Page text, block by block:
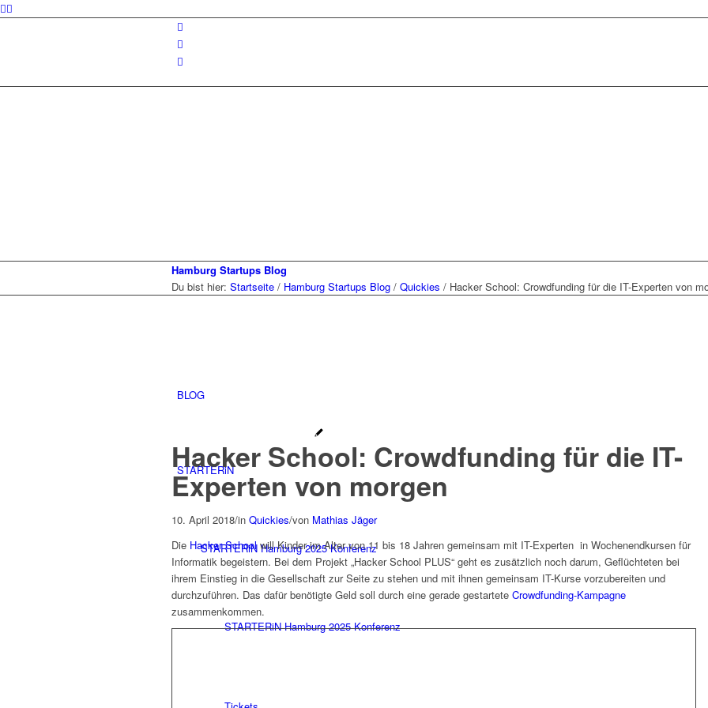
BLOG
STARTERiN
STARTERiN Hamburg 2025 Konferenz
STARTERiN Hamburg 2025 Konferenz
Hamburg Startups Blog
Du bist hier: Startseite / Hamburg Startups Blog / Quickies / Hacker School: Crowdfunding für die IT-Experten von
Hacker School: Crowdfunding für die IT-
Experten von morgen
10. April 2018/in Quickies/von Mathias Jäger
Die Hacker Schoolwill Kinder im Alter von 11 bis 18 Jahren gemeinsam mit IT-Experten in Wochenendkursen für
Informatik begeistern. Bei dem Projekt „Hacker School PLUS“ geht es zusätzlich noch darum, Geflüchteten bei
ihrem Einstieg in die Gesellschaft zur Seite zu stehen und mit ihnen gemeinsam IT-Kurse vorzubereiten und
durchzuführen. Das dafür benötigte Geld soll durch eine gerade gestartete Crowdfunding-Kampagne
zusammenkommen.